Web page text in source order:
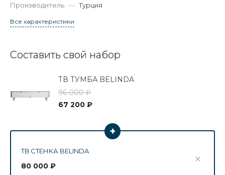
Производитель — Турция
Все характеристики
Составить свой набор
ТВ ТУМБА BELINDA
96 000 ₽
67 200 ₽
ТВ СТЕНКА BELINDA
80 000 ₽
+